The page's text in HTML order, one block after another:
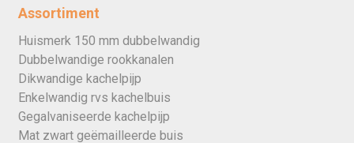
Assortiment
Huismerk 150 mm dubbelwandig
Dubbelwandige rookkanalen
Dikwandige kachelpijp
Enkelwandig rvs kachelbuis
Gegalvaniseerde kachelpijp
Mat zwart geëmailleerde buis